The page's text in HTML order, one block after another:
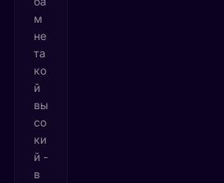
м
не
та
ко
й
вы
со
ки
й -
в